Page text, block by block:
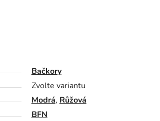
Bačkory
Zvolte variantu
Modrá, Růžová
BFN